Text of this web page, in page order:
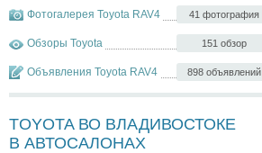
41 фотография
Фотогалерея Toyota RAV4
151 обзор
Обзоры Toyota
898 объявлений
Объявления Toyota RAV4
TOYOTA ВО ВЛАДИВОСТОКЕ
В АВТОСАЛОНАХ